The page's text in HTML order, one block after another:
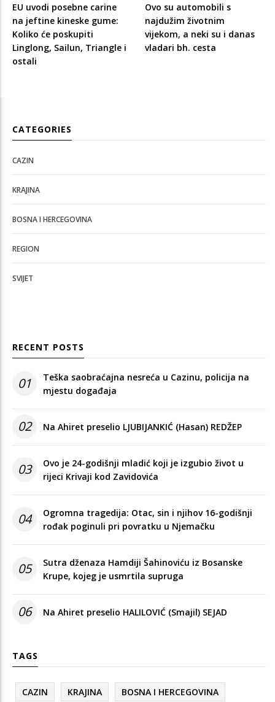
EU uvodi posebne carine
na jeftine kineske gume:
Koliko će poskupiti
Linglong, Sailun, Triangle i
ostali
Ovo su automobili s
najdužim životnim
vijekom, a neki su i danas
vladari bh. cesta
CATEGORIES
CAZIN
KRAJINA
BOSNA I HERCEGOVINA
REGION
SVIJET
RECENT POSTS
01
Teška saobraćajna nesreća u Cazinu, policija na
mjestu događaja
02 Na Ahiret preselio LJUBIJANKIĆ (Hasan) REDŽEP
03
Ovo je 24-godišnji mladić koji je izgubio život u
rijeci Krivaji kod Zavidovića
04
Ogromna tragedija: Otac, sin i njihov 16-godišnji
rođak poginuli pri povratku u Njemačku
05
Sutra dženaza Hamdiji Šahinoviću iz Bosanske
Krupe, kojeg je usmrtila supruga
06 Na Ahiret preselio HALILOVIĆ (Smajil) SEJAD
TAGS
CAZIN KRAJINA BOSNA I HERCEGOVINA